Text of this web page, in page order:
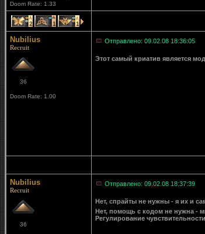
Doom Rate: 1.33
2 1 1
Nubilius
Recruit
36
Doom Rate: 1.00
Отправлено: 09.02.08 18:36:05
Этот самый криатив является
Nubilius
Recruit
36
Отправлено: 09.02.08 18:37:39
Нет, спрайты не нужны - я их и
Нет, помощь с кодом не нужна -
Регулирование